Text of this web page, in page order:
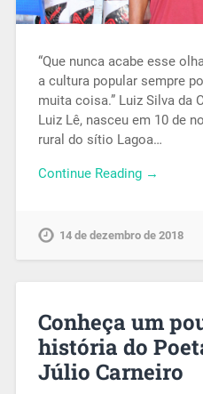
“Que nunca acabe esse
a cultura popular sempre
muita coisa.” Luiz Silva da
Luiz Lê, nasceu em 10 de
rural do sítio Lagoa…
Continue Reading →
14 de dezembro de 2018
Conheça um
história do
Júlio Carneiro